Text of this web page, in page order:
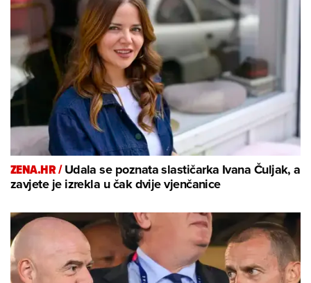
ZENA.HR /Udala se poznata slastičarka Ivana Čuljak, a
zavjete je izrekla u čak dvije vjenčanice